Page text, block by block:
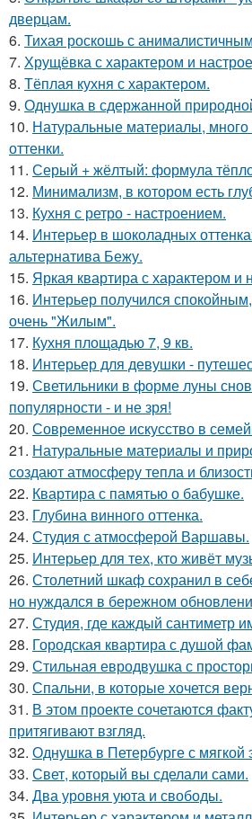
дверцам.
6. Тихая роскошь с
7. Хрущёвка с характером и
8. Тёплая кухня с характером.
9. Однушка в сдержанной
10. Натуральные материалы, много
оттенки.
11. Серый + жёлтый: формула
12. Минимализм, в котором есть
13. Кухня с ретро - настроением.
14. Интерьер в шоколадных
альтернатива Бежу.
15. Яркая квартира с характером и
16. Интерьер получился
очень "Жилым".
17. Кухня площадью 7, 9 кв.
18. Интерьер для девушки -
19. Светильники в форме луны
популярности - и не зря!
20. Современное искусство в
21. Натуральные материалы и
создают атмосферу тепла и
22. Квартира с памятью о бабушке.
23. Глубина винного оттенка.
24. Студия с атмосферой Варшавы.
25. Интерьер для тех, кто живёт
26. Столетний шкаф сохранил в
но нуждался в бережном
27. Студия, где каждый сантиметр
28. Городская квартира с душой
29. Стильная евродвушка с
30. Спальни, в которые хочется
31. В этом проекте сочетаются
притягивают взгляд.
32. Однушка в Петербурге с мягкой
33. Свет, который вы сделали сами.
34. Два уровня уюта и свободы.